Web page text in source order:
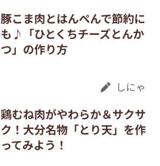
豚こま肉とはんぺんで節約に
も♪「ひとくちチーズとんか
つ」の作り方
しにゃ
鶏むね肉がやわらか＆サクサ
ク！大分名物「とり天」を作
ってみよう！